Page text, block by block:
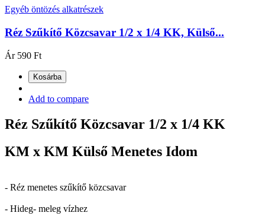
Egyéb öntözés alkatrészek
Réz Szűkítő Közcsavar 1/2 x 1/4 KK, Külső...
Ár 590 Ft
Kosárba
Add to compare
Réz Szűkítő Közcsavar 1/2 x 1/4 KK
KM x KM Külső Menetes Idom
- Réz menetes szűkítő közcsavar
- Hideg- meleg vízhez